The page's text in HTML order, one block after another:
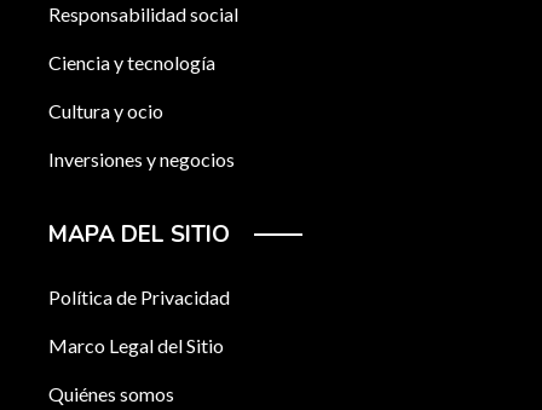
Responsabilidad social
Ciencia y tecnología
Cultura y ocio
Inversiones y negocios
MAPA DEL SITIO
Política de Privacidad
Marco Legal del Sitio
Quiénes somos